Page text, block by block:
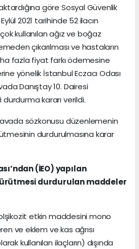
göre Sosyal Güvenlik
2021 tarihinde 52 ilacın
kullanılan ağız ve boğaz
çıkarılması ve hastaların
fazla fiyat farkı ödemesine
yönelik İstanbul Eczacı Odası
Danıştay 10. Dairesi
kararı verildi.
sözkonusu düzenlemenin
durdurulmasına karar
(İEO) yapılan
durdurulan maddeler
etkin maddesini mono
ve eklem ve kas ağrısı
kullanılan ilaçların) dışında